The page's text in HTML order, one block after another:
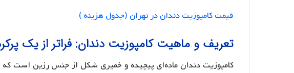
قیمت کامپوزیت دندان در تهران (جدول هزینه )
تعریف و ماهیت کامپوزیت دندان: فراتر از یک
کامپوزیت دندان ماده‌ای پیچیده و خمیری شکل از جنس رزین است